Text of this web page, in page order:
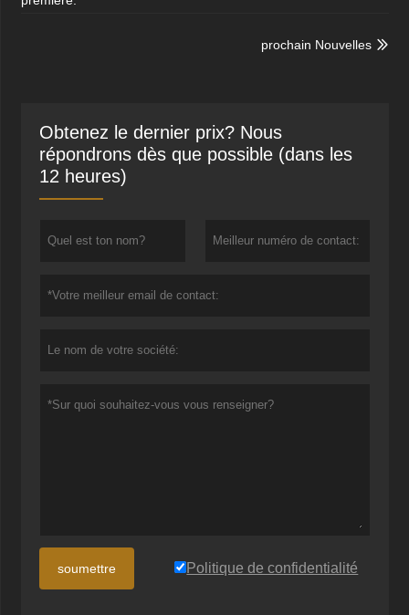

prochain Nouvelles
Obtenez le dernier prix? Nous
répondrons dès que possible (dans les
12 heures)
soumettre Politique de confidentialité